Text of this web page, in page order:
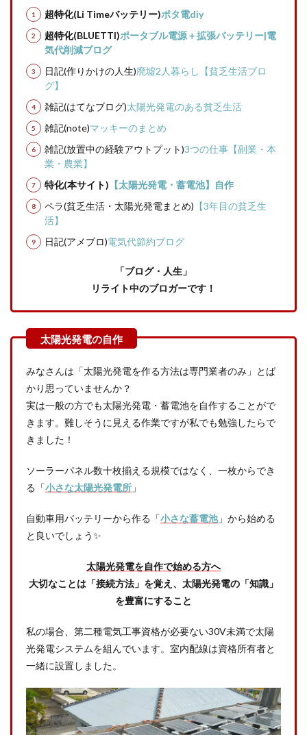
超特化(Li Timeバッテリー)ポタ電diy
超特化(BLUETTI)ポータブル電源＋拡張バッテリー|電
気代削減ブログ
日記(作りかけの人生)廃墟2人暮らし【貧乏生活ブロ
グ】
雑記(はてなブログ)太陽光発電のある貧乏生活
雑記(note)マッキーのまとめ
雑記(放置中の経験アウトプット)3つの仕事【副業・本
業・農業】
特化(本サイト) 【太陽光発電・蓄電池】自作
ペラ(貧乏生活・太陽光発電まとめ) 【3年目の貧乏生
活】
日記(アメブロ)電気代節約ブログ
「ブログ・人生」
リライト中のブロガーです！
みなさんは「太陽光発電を作る方法は専門業者のみ」とば
かり思っていませんか？
実は一般の方でも太陽光発電・蓄電池を自作することがで
きます。難しそうに見える作業ですが私でも勉強したらで
きました！
ソーラーパネル数十枚揃える規模ではなく、一枚からでき
る「小さな太陽光発電所 」
自動車用バッテリーから作る「小さな蓄電池」から始める
と良いでしょう✨
太陽光発電を自作で始める方へ
大切なことは「接続方法」を覚え、太陽光発電の「知識」
を豊富にすること
私の場合、第二種電気工事資格が必要ない30V未満で太陽
光発電システムを組んでいます。室内配線は資格所有者と
一緒に設置しました。